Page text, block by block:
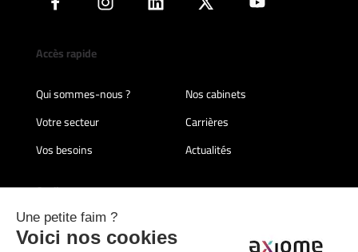
Accès rapide
Qui sommes-nous ?
Nos cabinets
Votre secteur
Carrières
Vos besoins
Actualités
Outils
My axiome